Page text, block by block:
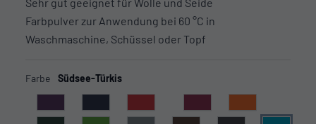
Farbpulver zur Anwendung bei 60 °C in
Waschmaschine, Schüssel oder Topf
Farbe Südsee-Türkis